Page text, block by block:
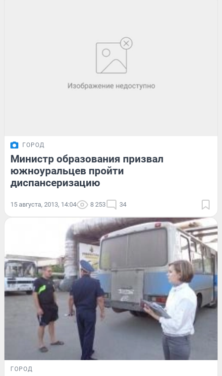
ГОРОД
Министр образования призвал
южноуральцев пройти
диспансеризацию
15 августа, 2013, 14:04 8 253 34
ГОРОД